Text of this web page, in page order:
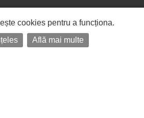
cookies pentru a funcționa.
Află mai multe